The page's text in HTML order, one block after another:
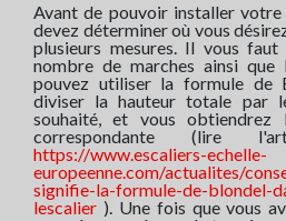
Avant de pouvoir installer votre
devez déterminer où vous
plusieurs mesures. Il vous
nombre de marches ainsi que
pouvez utiliser la formule de
diviser la hauteur totale par
souhaité, et vous obtiendrez
correspondante (lire
https://www.escaliers-echelle-
europeenne.com/actualites/
signifie-la-formule-de-blondel-
lescalier ). Une fois que vous